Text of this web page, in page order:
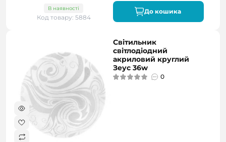
В наявності
Код товару: 5884
До кошика
Світильник
світлодіодний
акриловий круглий
Зеус 36w
0